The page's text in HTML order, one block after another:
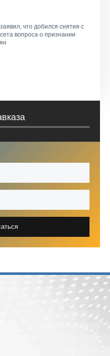
что добился снятия с
вопроса о признании